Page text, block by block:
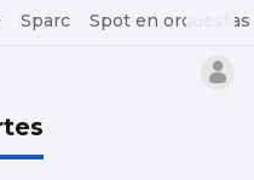
Sparc Spot en orquestas